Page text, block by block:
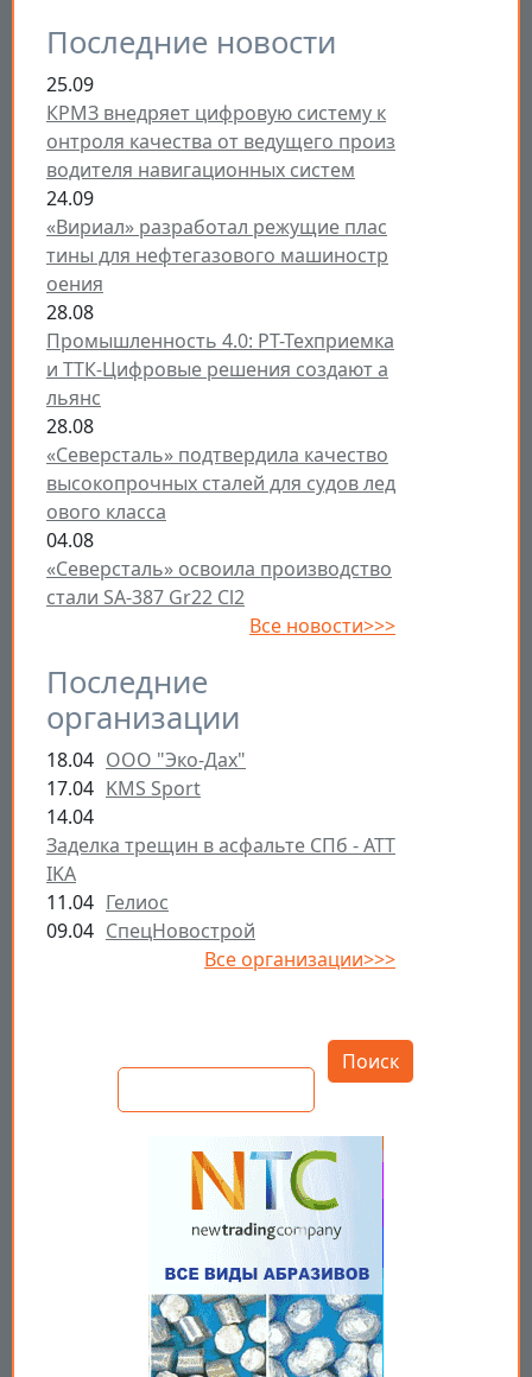
Последние новости
25.09
КРМЗ внедряет цифровую систему к
онтроля качества от ведущего произ
водителя навигационных систем
24.09
«Вириал» разработал режущие плас
тины для нефтегазового машиностр
оения
28.08
Промышленность 4.0: РТ-Техприемка
и ТТК-Цифровые решения создают а
льянс
28.08
«Северсталь» подтвердила качество
высокопрочных сталей для судов лед
ового класса
04.08
«Северсталь» освоила производство
стали SA-387 Gr22 Cl2
Все новости>>>
Последние
организации
18.04 ООО "Эко-Дах"
17.04 KMS Sport
14.04
Заделка трещин в асфальте СПб - ATT
IKA
11.04 Гелиос
09.04 СпецНовострой
Все организации>>>